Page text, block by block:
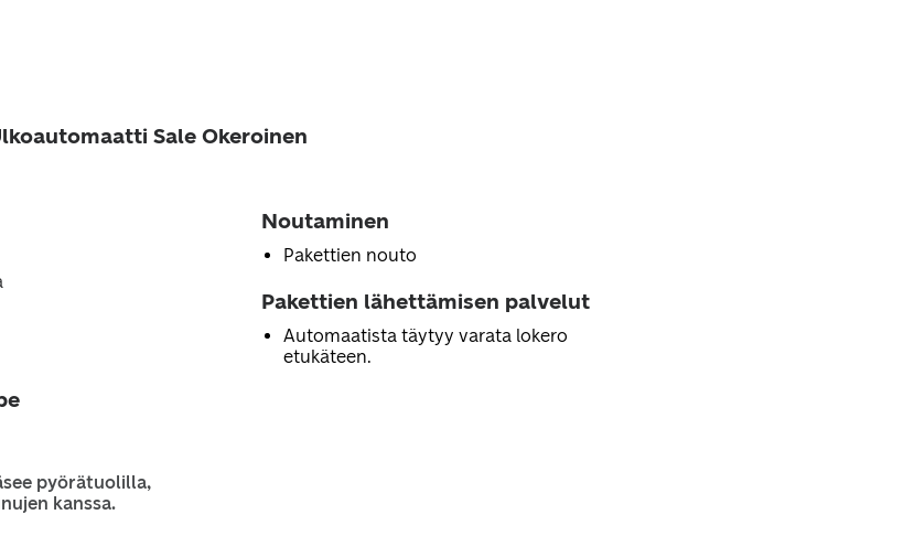
Sale Okeroinen
pyörätuolilla,
kanssa.
Noutaminen
Pakettien nouto
Pakettien lähettämisen palvelut
Automaatista täytyy varata lokero
etukäteen.